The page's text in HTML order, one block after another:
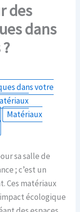
des
dans
dans votre
Matériaux
sa salle de
; c’est un
Ces matériaux
écologique